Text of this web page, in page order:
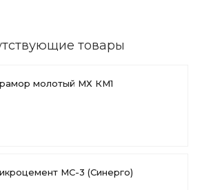
товары
молотый МХ КМ1
МС-3 (Синерго)